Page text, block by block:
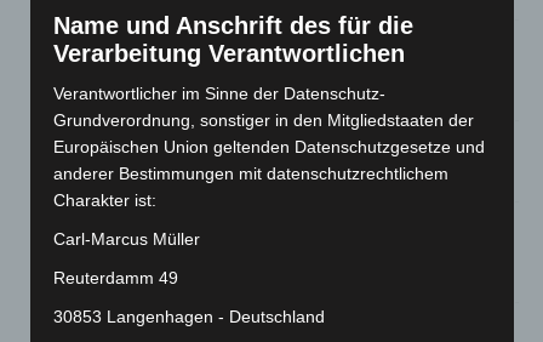
Mann läuft mit Hockeyschläger über A7 – Polizei sucht
Zeugen
5. August 2026
Celle: Mensch stirbt bei Bagger-Unfall auf Baustelle
5. August 2026
beschädigt
5. August 2026
Anklage nach Abschaltung von „Archetyp Market“ erhoben
Name und Anschrift des für die
Verarbeitung Verantwortlichen
Verantwortlicher im Sinne der Datenschutz-
Grundverordnung, sonstiger in den Mitgliedstaaten der
Europäischen Union geltenden Datenschutzgesetze und
anderer Bestimmungen mit datenschutzrechtlichem
Charakter ist:
Carl-Marcus Müller
Reuterdamm 49
30853 Langenhagen - Deutschland